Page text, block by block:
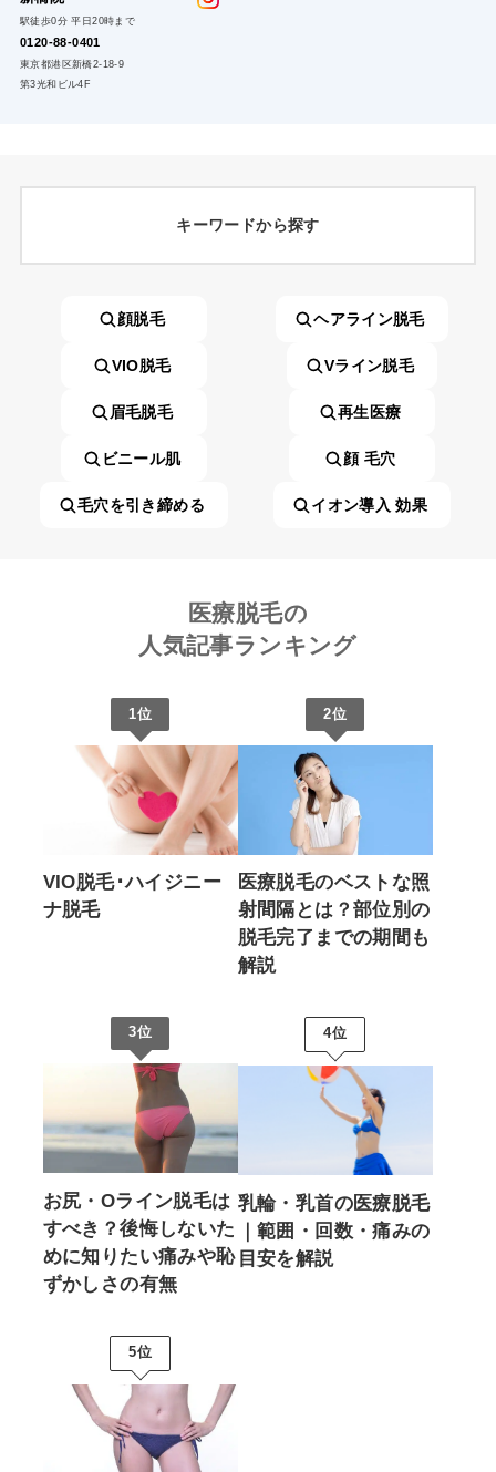
駅徒歩0分 平日20時まで
0120-88-0401
東京都港区新橋2-18-9
第3光和ビル4F
キーワードから探す
顔脱毛 ヘアライン脱毛
VIO脱毛 Vライン脱毛
眉毛脱毛 再生医療
ビニール肌 顔 毛穴
毛穴を引き締める イオン導入 効果
医療脱毛の
人気記事ランキング
1位
VIO脱毛･ハイジニー
ナ脱毛
2位
医療脱毛のベストな照
射間隔とは？部位別の
脱毛完了までの期間も
解説
3位
お尻・Oライン脱毛は
すべき？後悔しないた
めに知りたい痛みや恥
ずかしさの有無
4位
乳輪・乳首の医療脱毛
｜範囲・回数・痛みの
目安を解説
5位